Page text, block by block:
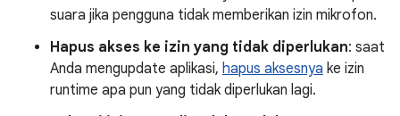
suara jika pengguna tidak memberikan izin mikrofon.
Hapus akses ke izin yang tidak diperlukan: saat
Anda mengupdate aplikasi, hapus aksesnya ke izin
runtime apa pun yang tidak diperlukan lagi.